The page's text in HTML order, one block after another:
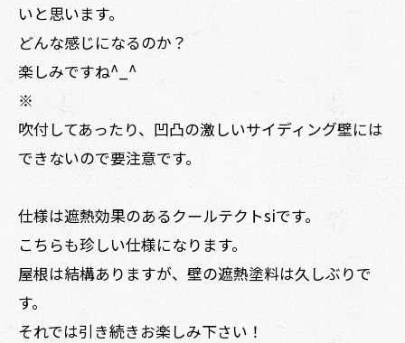
いと思います。
どんな感じになるのか？
楽しみですね^_^
※
吹付してあったり、凹凸の激しいサイディング壁には
できないので要注意です。
仕様は遮熱効果のあるクールテクトsiです。
こちらも珍しい仕様になります。
屋根は結構ありますが、壁の遮熱塗料は久しぶりで
す。
それでは引き続きお楽しみ下さい！